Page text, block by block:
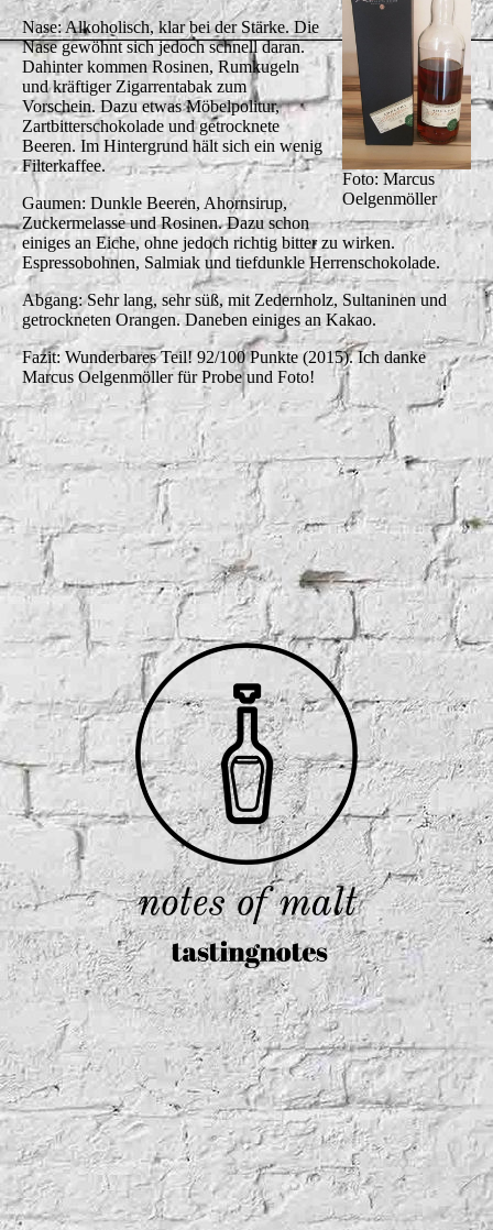
Foto: Marcus
Oelgenmöller
Nase: Alkoholisch, klar bei der Stärke. Die
Nase gewöhnt sich jedoch schnell daran.
Dahinter kommen Rosinen, Rumkugeln
und kräftiger Zigarrentabak zum
Vorschein. Dazu etwas Möbelpolitur,
Zartbitterschokolade und getrocknete
Beeren. Im Hintergrund hält sich ein wenig
Filterkaffee.
Gaumen: Dunkle Beeren, Ahornsirup,
Zuckermelasse und Rosinen. Dazu schon
einiges an Eiche, ohne jedoch richtig bitter zu wirken.
Espressobohnen, Salmiak und tiefdunkle Herrenschokolade.
Abgang: Sehr lang, sehr süß, mit Zedernholz, Sultaninen und
getrockneten Orangen. Daneben einiges an Kakao.
Fazit: Wunderbares Teil! 92/100 Punkte (2015). Ich danke
Marcus Oelgenmöller für Probe und Foto!